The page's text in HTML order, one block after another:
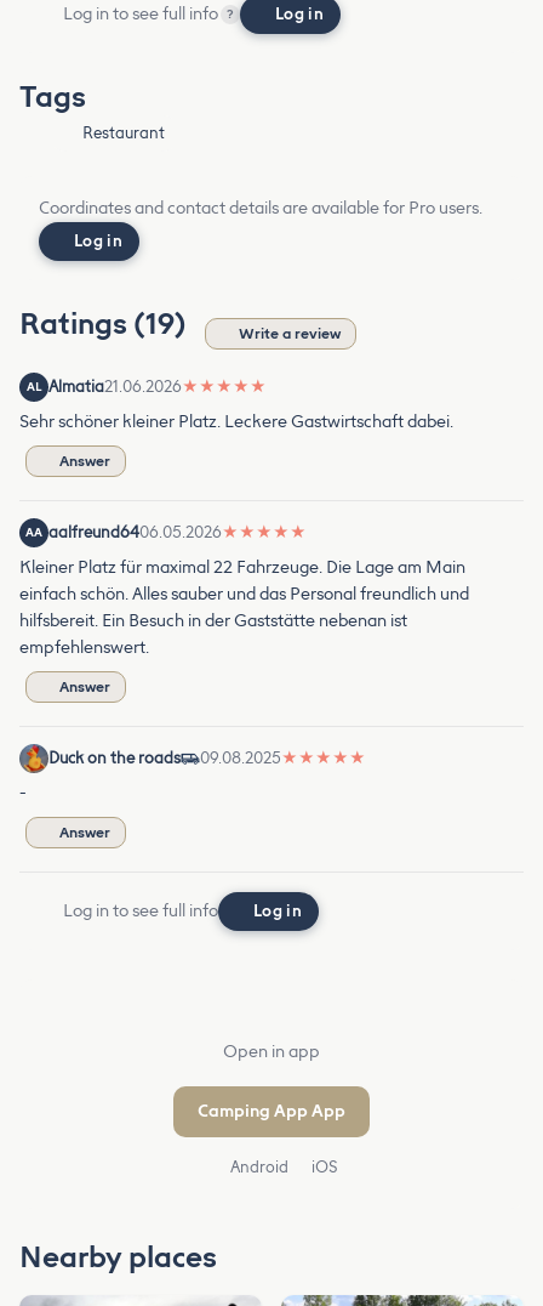
Log in to see full info ? Log in
Tags
Restaurant
Coordinates and contact details are available for Pro users.
Log in
Ratings (19) Write a review
AL Almatia21.06.2026★ ★ ★ ★ ★
Sehr schöner kleiner Platz. Leckere Gastwirtschaft dabei.
Answer
AA aalfreund6406.05.2026★ ★ ★ ★ ★
Kleiner Platz für maximal 22 Fahrzeuge. Die Lage am Main
einfach schön. Alles sauber und das Personal freundlich und
hilfsbereit. Ein Besuch in der Gaststätte nebenan ist
empfehlenswert.
Answer
Duck on the roads 09.08.2025★ ★ ★ ★ ★
-
Answer
Log in to see full info Log in
Open in app
Camping App App
Android iOS
Nearby places